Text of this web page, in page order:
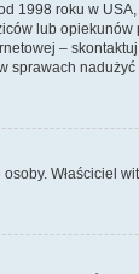
1998 roku w
lub
–